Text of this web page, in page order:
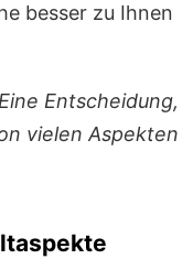
besser zu Ihnen
Entscheidung,
vielen Aspekten